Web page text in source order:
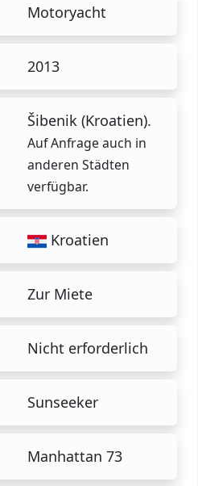
Motoryacht
2013
Šibenik (Kroatien).
Auf Anfrage auch in
anderen Städten
verfügbar.
Kroatien
Zur Miete
Nicht erforderlich
Sunseeker
Manhattan 73